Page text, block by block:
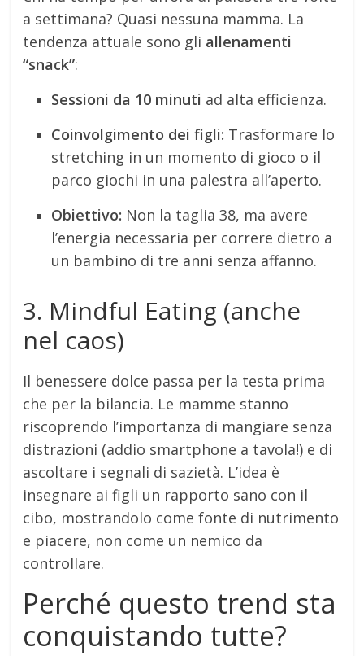
a settimana? Quasi nessuna mamma. La
tendenza attuale sono gli allenamenti
“snack”:
Sessioni da 10 minuti ad alta efficienza.
Coinvolgimento dei figli: Trasformare lo
stretching in un momento di gioco o il
parco giochi in una palestra all’aperto.
Obiettivo: Non la taglia 38, ma avere
l’energia necessaria per correre dietro a
un bambino di tre anni senza affanno.
3. Mindful Eating (anche
nel caos)
Il benessere dolce passa per la testa prima
che per la bilancia. Le mamme stanno
riscoprendo l’importanza di mangiare senza
distrazioni (addio smartphone a tavola!) e di
ascoltare i segnali di sazietà. L’idea è
insegnare ai figli un rapporto sano con il
cibo, mostrandolo come fonte di nutrimento
e piacere, non come un nemico da
controllare.
Perché questo trend sta
conquistando tutte?